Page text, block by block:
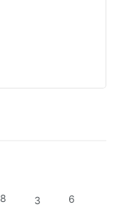
8 3 6